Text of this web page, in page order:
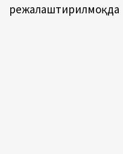
режалаштирилмоқда